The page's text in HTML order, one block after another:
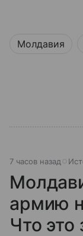
Молдавия
7 часов назад
армию
Что это